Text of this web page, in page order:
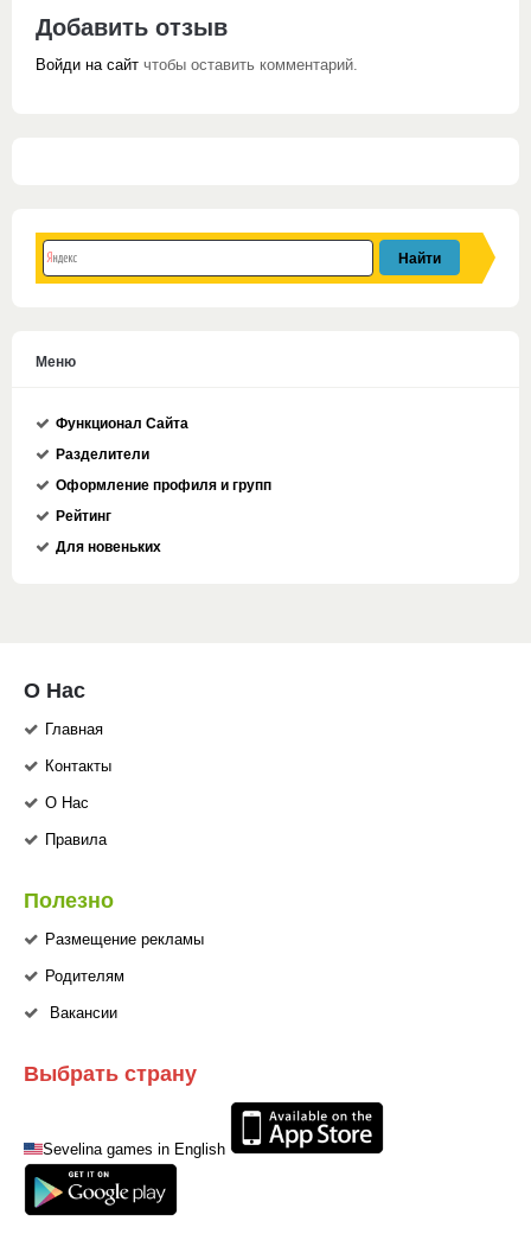
Добавить отзыв
Войди на сайт чтобы оставить комментарий.
Меню
Функционал Сайта
Разделители
Оформление профиля и групп
Рейтинг
Для новеньких
О Нас
Главная
Контакты
О Нас
Правила
Полезно
Размещение рекламы
Родителям
Вакансии
Выбрать страну
Sevelina games in English